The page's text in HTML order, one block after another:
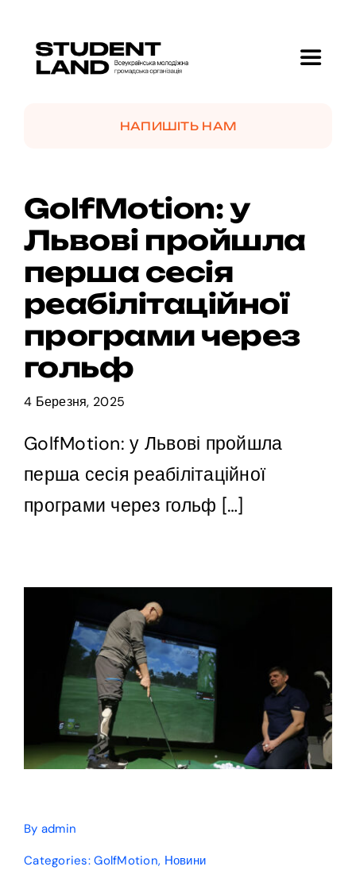
content
Toggle
Проекти
GolfMotion 🏌️
Новини
НАПИШІТЬ НАМ
GolfMotion: у
Львові пройшла
перша сесія
реабілітаційної
програми через
гольф
4 Березня, 2025
GolfMotion: у Львові пройшла
перша сесія реабілітаційної
програми через гольф […]
By admin
Categories:GolfMotion, Новини